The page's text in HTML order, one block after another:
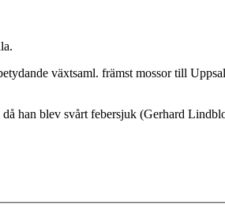
växtsaml. främst mossor till
han blev svårt febersjuk (Gerhard